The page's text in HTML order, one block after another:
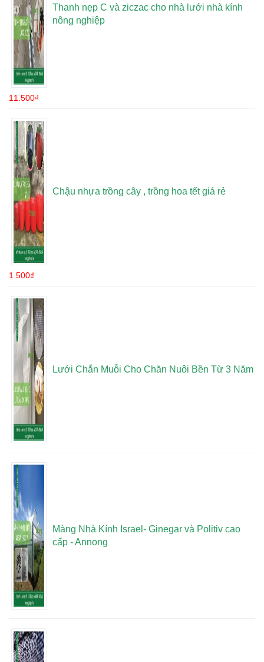
Thanh nẹp C và ziczac cho nhà lưới nhà kính
nông nghiệp
11.500₫
Chậu nhựa trồng cây , trồng hoa tết giá rẻ
1.500₫
Lưới Chắn Muỗi Cho Chăn Nuôi Bền Từ 3 Năm
Màng Nhà Kính Israel- Ginegar và Politiv cao
cấp - Annong